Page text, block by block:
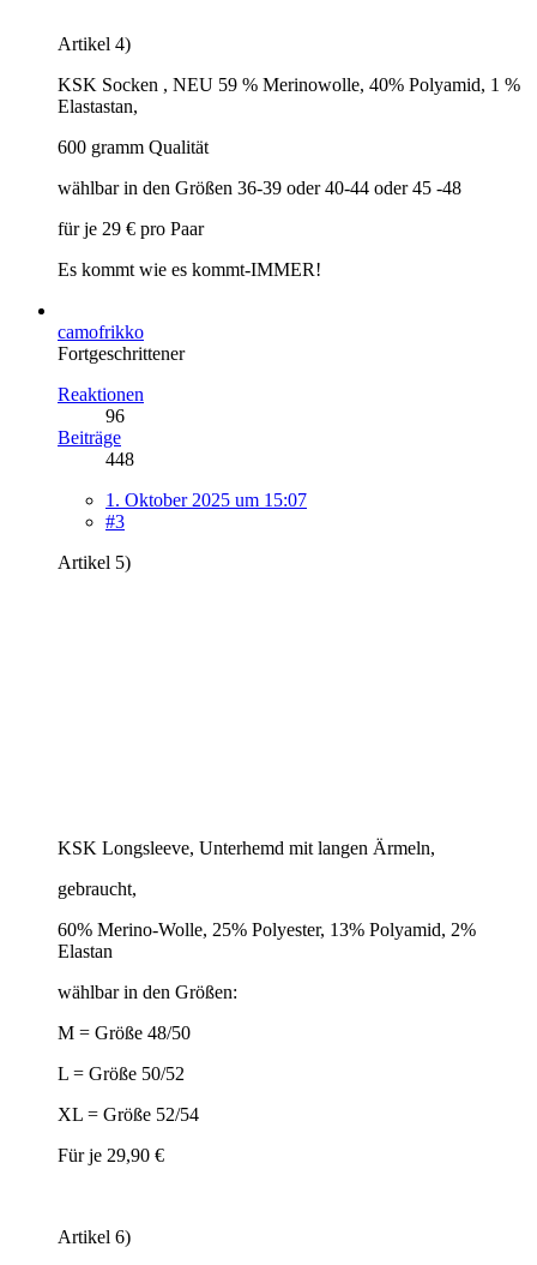
Artikel 4)
KSK Socken , NEU 59 % Merinowolle, 40% Polyamid, 1 %
Elastastan,
600 gramm Qualität
wählbar in den Größen 36-39 oder 40-44 oder 45 -48
für je 29 € pro Paar
Es kommt wie es kommt-IMMER!
camofrikko
Fortgeschrittener
Reaktionen
96
Beiträge
448
1. Oktober 2025 um 15:07
#3
Artikel 5)
KSK Longsleeve, Unterhemd mit langen Ärmeln,
gebraucht,
60% Merino-Wolle, 25% Polyester, 13% Polyamid, 2%
Elastan
wählbar in den Größen:
M = Größe 48/50
L = Größe 50/52
XL = Größe 52/54
Für je 29,90 €
Artikel 6)